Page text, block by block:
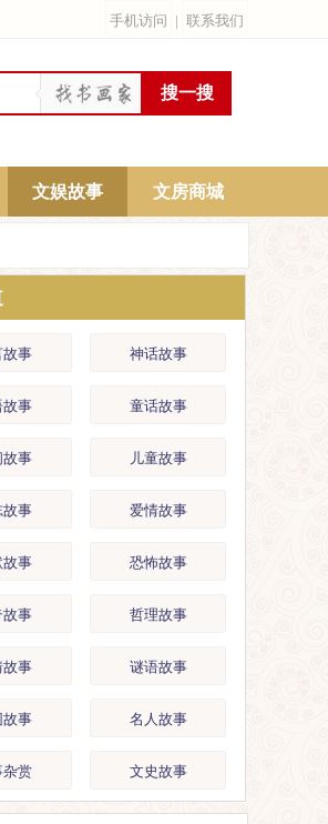
手机访问 | 联系我们
文娱故事 文房商城
故事 神话故事
故事 童话故事
故事 儿童故事
故事 爱情故事
故事 恐怖故事
故事 哲理故事
故事 谜语故事
故事 名人故事
杂赏 文史故事